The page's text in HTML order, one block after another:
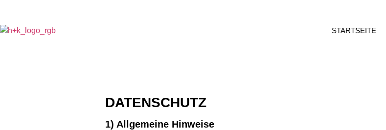
STARTSEITE
DATENSCHUTZ
1) Allgemeine Hinweise